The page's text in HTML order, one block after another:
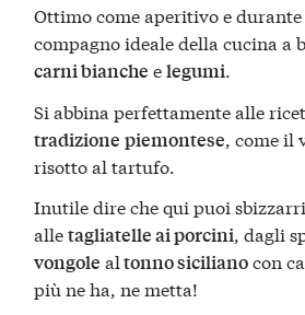
Ottimo come aperitivo e
compagno ideale della cucina a
carni bianche elegumi.
Si abbina perfettamente alle
tradizione piemontese , come
risotto al tartufo.
Inutile dire che qui puoi
alletagliatelle ai porcini, dagli
vongole altonno sicilianocon
più ne ha, ne metta!